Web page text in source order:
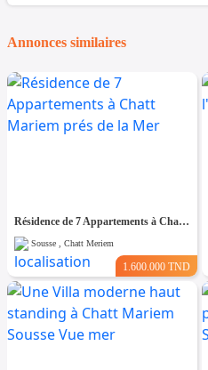
Annonces similaires
Résidence de 7 Appartements à Chatt Mariem prés de la Mer
Sousse , Chatt Meriem
1.600.000 TND